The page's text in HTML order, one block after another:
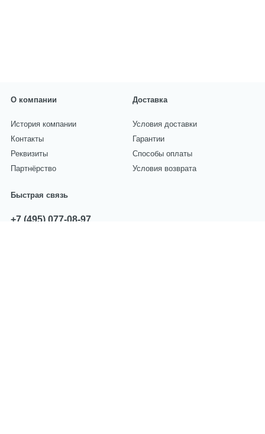
О компании
История компании
Контакты
Реквизиты
Партнёрство
Доставка
Условия доставки
Гарантии
Способы оплаты
Условия возврата
Быстрая связь
+7 (495) 077-08-97